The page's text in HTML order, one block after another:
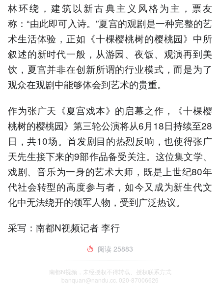
林环绕，建筑以新古典主义风格为主，票友
称：“由此即可入诗。”夏宫的观剧是一种完整的艺
术生活体验，正如《十棵樱桃树的樱桃园》中所
叙述的新时代一般，从游园、夜饭、观演再到美
饮，夏宫并非在创新所谓的行业模式，而是为了
观众在观剧中能够体会到艺术的贵重。
作为张广天《夏宫戏本》的启幕之作，《十棵樱
桃树的樱桃园》第三轮公演将从6月18日持续至28
日，共10场。首发剧目的热烈反响，也使得张广
天先生接下来的9部作品备受关注。这位集文学、
戏剧、音乐为一身的艺术大师，既是上世纪80年
代社会转型的高度参与者，如今又成为新生代文
化中无法绕开的领军人物，受到广泛热议。
采写：南都N视频记者 李行
阅读 25883
南都N视频，未经授权不得转载、授权联系方式
banquan@nandu.cc. 020-87006626